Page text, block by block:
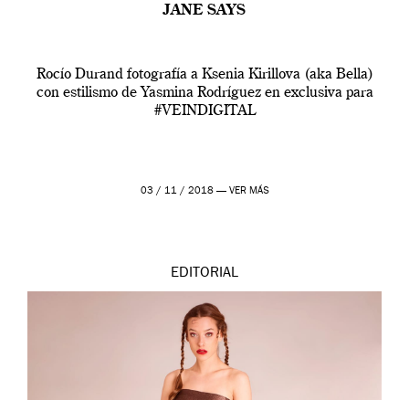
JANE SAYS
Rocío Durand fotografía a Ksenia Kirillova (aka Bella)
con estilismo de Yasmina Rodríguez en exclusiva para
#VEINDIGITAL
03 / 11 / 2018 — VER MÁS
EDITORIAL